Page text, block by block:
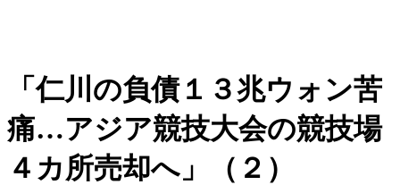
「仁川の負債１３兆ウォン苦
痛…アジア競技大会の競技場
４カ所売却へ」（２）